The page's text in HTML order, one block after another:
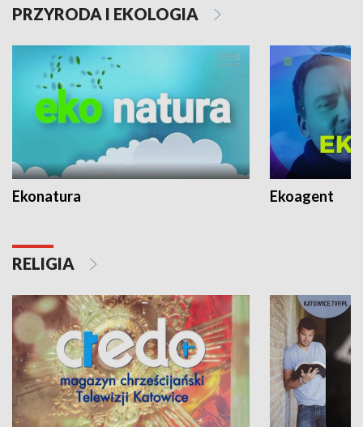
PRZYRODA I EKOLOGIA
Ekonatura Ekoagent
RELIGIA